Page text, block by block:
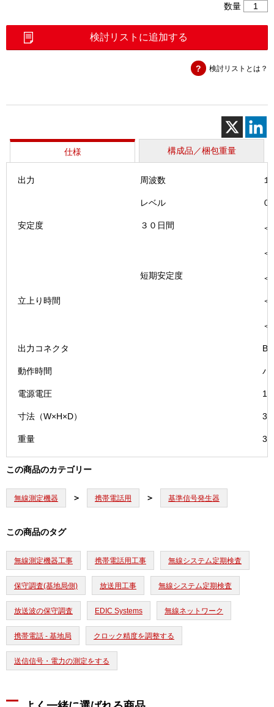
数量
基
号
発
生
1079A)
検討リストに追加する
検討リストとは？
仕様 構成品／梱包重量
出力 周波数 １
レベル
安定度 ３０日間 ＜
＜
短期安定度 ＜
立上り時間
出力コネクタ
動作時間 バ
電源電圧 12
寸法（W×H×D）
重量
この商品のカテゴリー
無線測定機器 携帯電話用 基準信号発生器
この商品のタグ
無線測定機器工事 携帯電話用工事 無線システム定期検査
保守調査(基地局側) 放送用工事 無線システム定期検査
放送波の保守調査 EDIC Systems 無線ネットワーク
携帯電話 - 基地局 クロック精度を調整する
送信信号・電力の測定をする